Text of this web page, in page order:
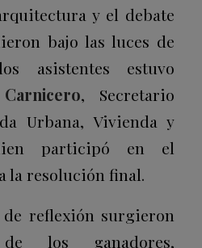
y el debate
bajo las luces de
asistentes estuvo
, Secretario
Urbana, Vivienda y
participó en el
la resolución final.
reflexión surgieron
los ganadores,